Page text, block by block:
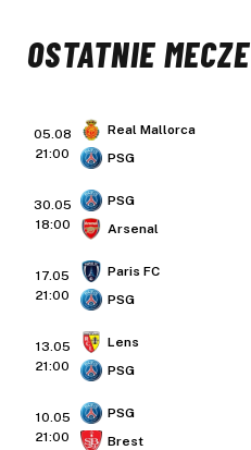
OSTATNIE MECZE
05.08
21:00
Real Mallorca
PSG
30.05
18:00
PSG
Arsenal
17.05
21:00
Paris FC
PSG
13.05
21:00
Lens
PSG
10.05
21:00
PSG
Brest